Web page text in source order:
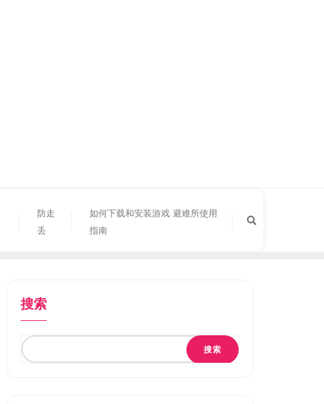
防走
丢
如何下载和安装游戏 避难所使用
指南
搜索
搜索